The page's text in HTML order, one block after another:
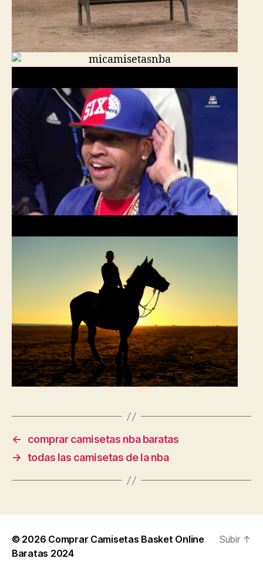
←
comprar camisetas nba baratas
→ todas las camisetas de la nba
© 2026 Comprar Camisetas Basket Online
Baratas 2024
Subir ↑